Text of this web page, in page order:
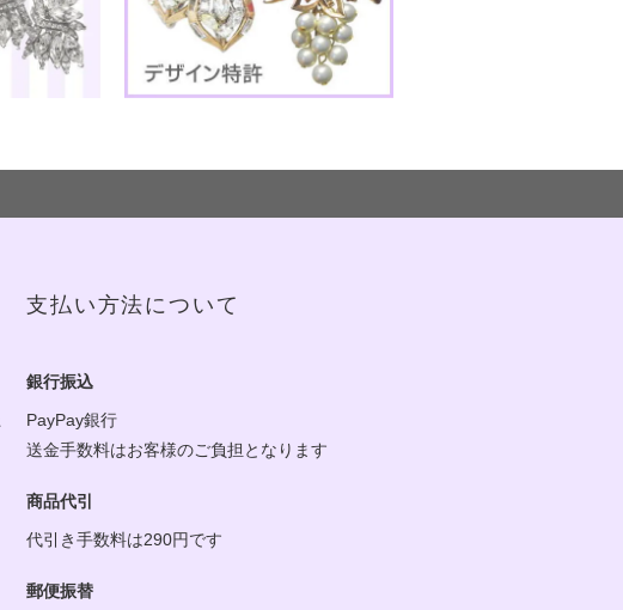
支払い方法について
銀行振込
PayPay銀行
送金手数料はお客様のご負担となります
商品代引
代引き手数料は290円です
郵便振替